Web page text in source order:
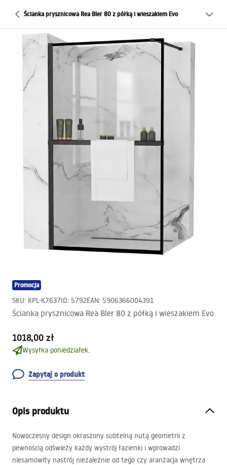
Ścianka prysznicowa Rea Bler 80 z półką i wieszakiem Evo
Promocja
SKU: KPL-K7637ID: 5792EAN: 5906366004391
Ścianka prysznicowa Rea Bler 80 z półką i wieszakiem Evo
1018,00 zł
Wysyłka poniedziałek.
Zapytaj o produkt
Opis produktu
Nowoczesny design okraszony subtelną nutą geometrii z
pewnością odświeży każdy wystrój łazienki i wprowadzi
niesamowity nastrój niezależnie od tego czy aranżacja wnętrza